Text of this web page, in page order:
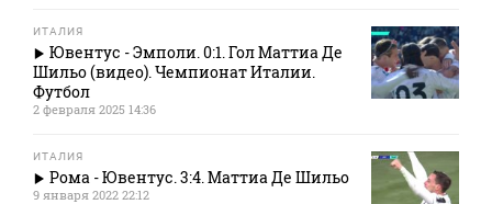
ИТАЛИЯ
Ювентус - Эмполи. 0:1. Гол Маттиа Де
Шильо (видео). Чемпионат Италии.
Футбол
2 февраля 2025 14:36
ИТАЛИЯ
Рома - Ювентус. 3:4. Маттиа Де Шильо
9 января 2022 22:12